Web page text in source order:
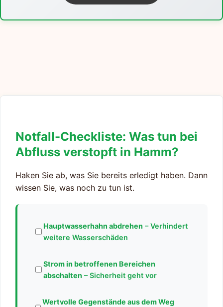
Notfall-Checkliste: Was tun bei
Abfluss verstopft in Hamm?
Haken Sie ab, was Sie bereits erledigt haben. Dann
wissen Sie, was noch zu tun ist.
Hauptwasserhahn abdrehen – Verhindert
weitere Wasserschäden
Strom in betroffenen Bereichen
abschalten – Sicherheit geht vor
Wertvolle Gegenstände aus dem Weg